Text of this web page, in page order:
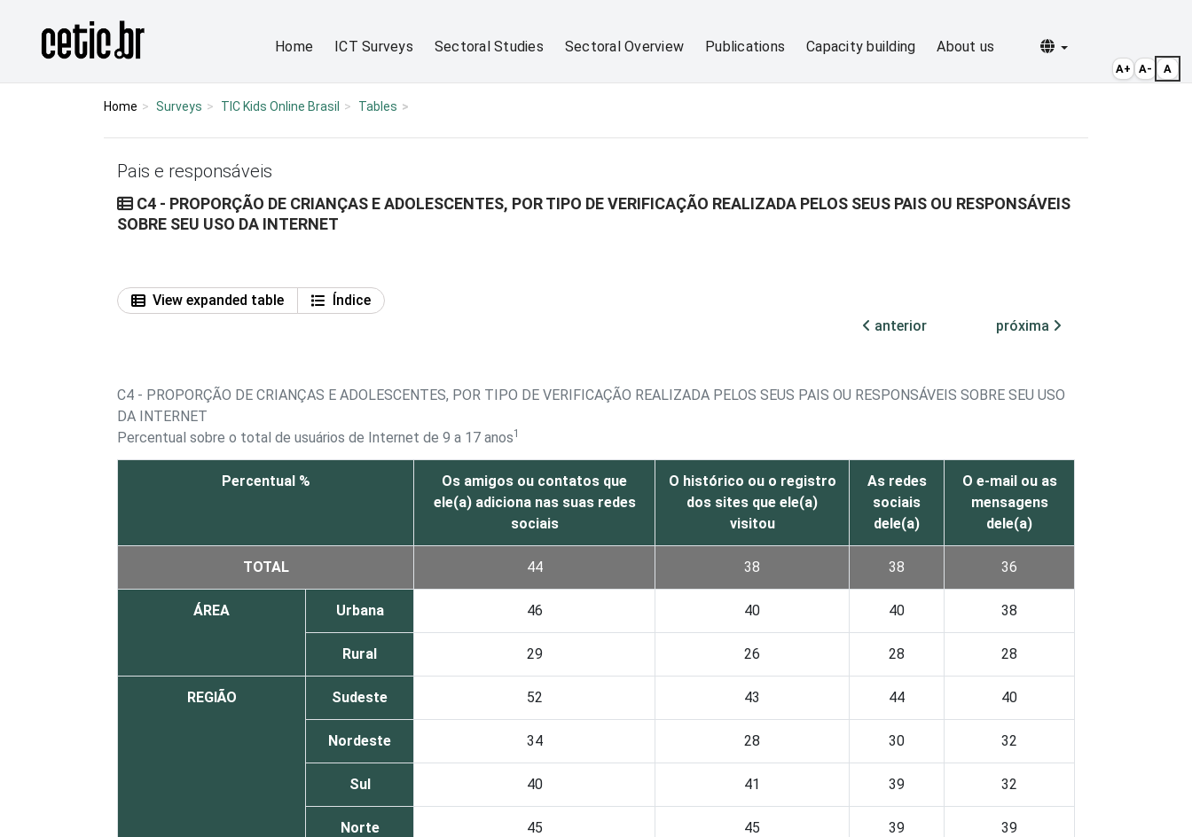
Página inicial
Home ICT Surveys Sectoral Studies Sectoral Overview Publications Capacity building About us Selecionar idioma
Home Surveys TIC Kids Online Brasil Tables
Pais e responsáveis
C4 - PROPORÇÃO DE CRIANÇAS E ADOLESCENTES, POR TIPO DE VERIFICAÇÃO REALIZADA PELOS SEUS PAIS OU RESPONSÁVEIS
SOBRE SEU USO DA INTERNET
View expanded table
Índice
anterior
próxima
C4 - PROPORÇÃO DE CRIANÇAS E ADOLESCENTES, POR TIPO DE VERIFICAÇÃO REALIZADA PELOS SEUS PAIS OU RESPONSÁVEIS SOBRE SEU USO
DA INTERNET
Percentual sobre o total de usuários de Internet de 9 a 17 anos1
Percentual %
Os amigos ou contatos que
ele(a) adiciona nas suas redes
sociais
O histórico ou o registro
dos sites que ele(a)
visitou
As redes
sociais
dele(a)
O e-mail ou as
mensagens
dele(a)
TOTAL 44 38 38 36
ÁREA Urbana 46 40 40 38
Rural 29 26 28 28
REGIÃO Sudeste 52 43 44 40
Nordeste 34 28 30 32
Sul 40 41 39 32
Norte 45 45 39 39
A+ A- A